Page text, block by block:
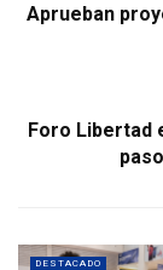
Aprueban
Foro Libertad
DESTACADO